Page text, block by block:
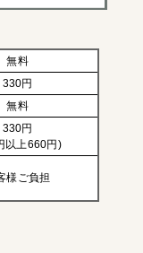
無料
330円
無料
330円
以上660円)
様ご負担